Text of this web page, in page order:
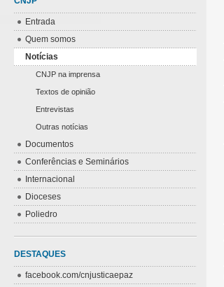
Entrada
Quem somos
Notícias
CNJP na imprensa
Textos de opinião
Entrevistas
Outras notícias
Documentos
Conferências e Seminários
Internacional
Dioceses
Poliedro
DESTAQUES
facebook.com/cnjusticaepaz